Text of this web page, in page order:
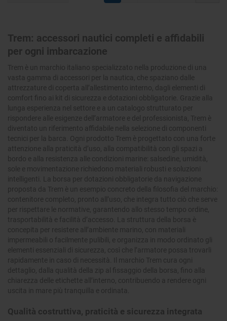
Trem: accessori nautici completi e affidabili
per ogni imbarcazione
Trem è un marchio italiano specializzato nella produzione di una
vasta gamma di accessori per la nautica, che spaziano dalle
attrezzature di coperta all’allestimento interno, dagli elementi di
comfort fino ai kit di sicurezza e dotazioni obbligatorie. Grazie alla
lunga esperienza nel settore e a un catalogo strutturato per
rispondere alle esigenze dell’armatore e del professionista, Trem è
diventato un riferimento affidabile nella selezione di componenti
tecnici per la barca. Ogni prodotto Trem è progettato con una forte
attenzione alla praticità d’uso, alla compatibilità con gli spazi a
bordo e alla resistenza alle condizioni marine: salsedine, umidità,
sole e movimentazione richiedono materiali robusti e soluzioni
intelligenti. La borsa per dotazioni obbligatorie da navigazione
proposta da Trem è un esempio concreto della filosofia del marchio:
contenitore completo, pronto all’uso, che integra tutto ciò che serve
per rispettare le normative, garantendo allo stesso tempo ordine,
trasportabilità e facilità d’accesso. La struttura della borsa è
concepita per resistere all’ambiente marino, con materiali
impermeabili o facilmente pulibili, e organizza in modo ordinato gli
elementi essenziali di sicurezza, così che l’armatore possa trovarli
rapidamente in caso di necessità. Il marchio Trem cura ogni
dettaglio, dalla qualità della zip al fissaggio della borsa, fino alla
chiarezza delle etichette all’interno, contribuendo a rendere ogni
uscita in mare più tranquilla e ordinata.
Qualità costruttiva, praticità e sicurezza integrata